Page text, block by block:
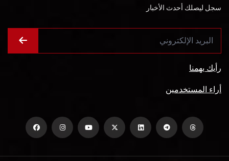
سجل ليصلك أحدث الأخبار
رأيك يهمنا
أراء المستخدمين